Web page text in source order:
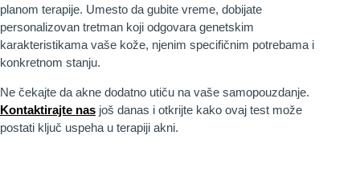
planom terapije. Umesto da gubite vreme, dobijate
personalizovan tretman koji odgovara genetskim
karakteristikama vaše kože, njenim specifičnim potrebama i
konkretnom stanju.
Ne čekajte da akne dodatno utiču na vaše samopouzdanje.
Kontaktirajte nas još danas i otkrijte kako ovaj test može
postati ključ uspeha u terapiji akni.